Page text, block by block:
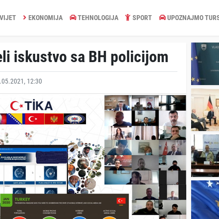
EKONOMIJA TEHNOLOGIJA SPORT UPOZNAJMO
iskustvo sa BH policijom
12:30